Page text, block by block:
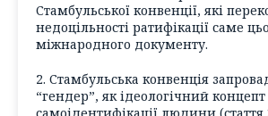
Стамбульської конвенції, які
недоцільності ратифікації саме
міжнародного документу.
2. Стамбульська конвенція
“гендер”, як ідеологічний концепт